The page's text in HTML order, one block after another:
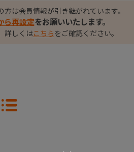
は会員情報が引き継がれています。
ら再設定をお願いいたします。
詳しくはこちらをご確認ください。